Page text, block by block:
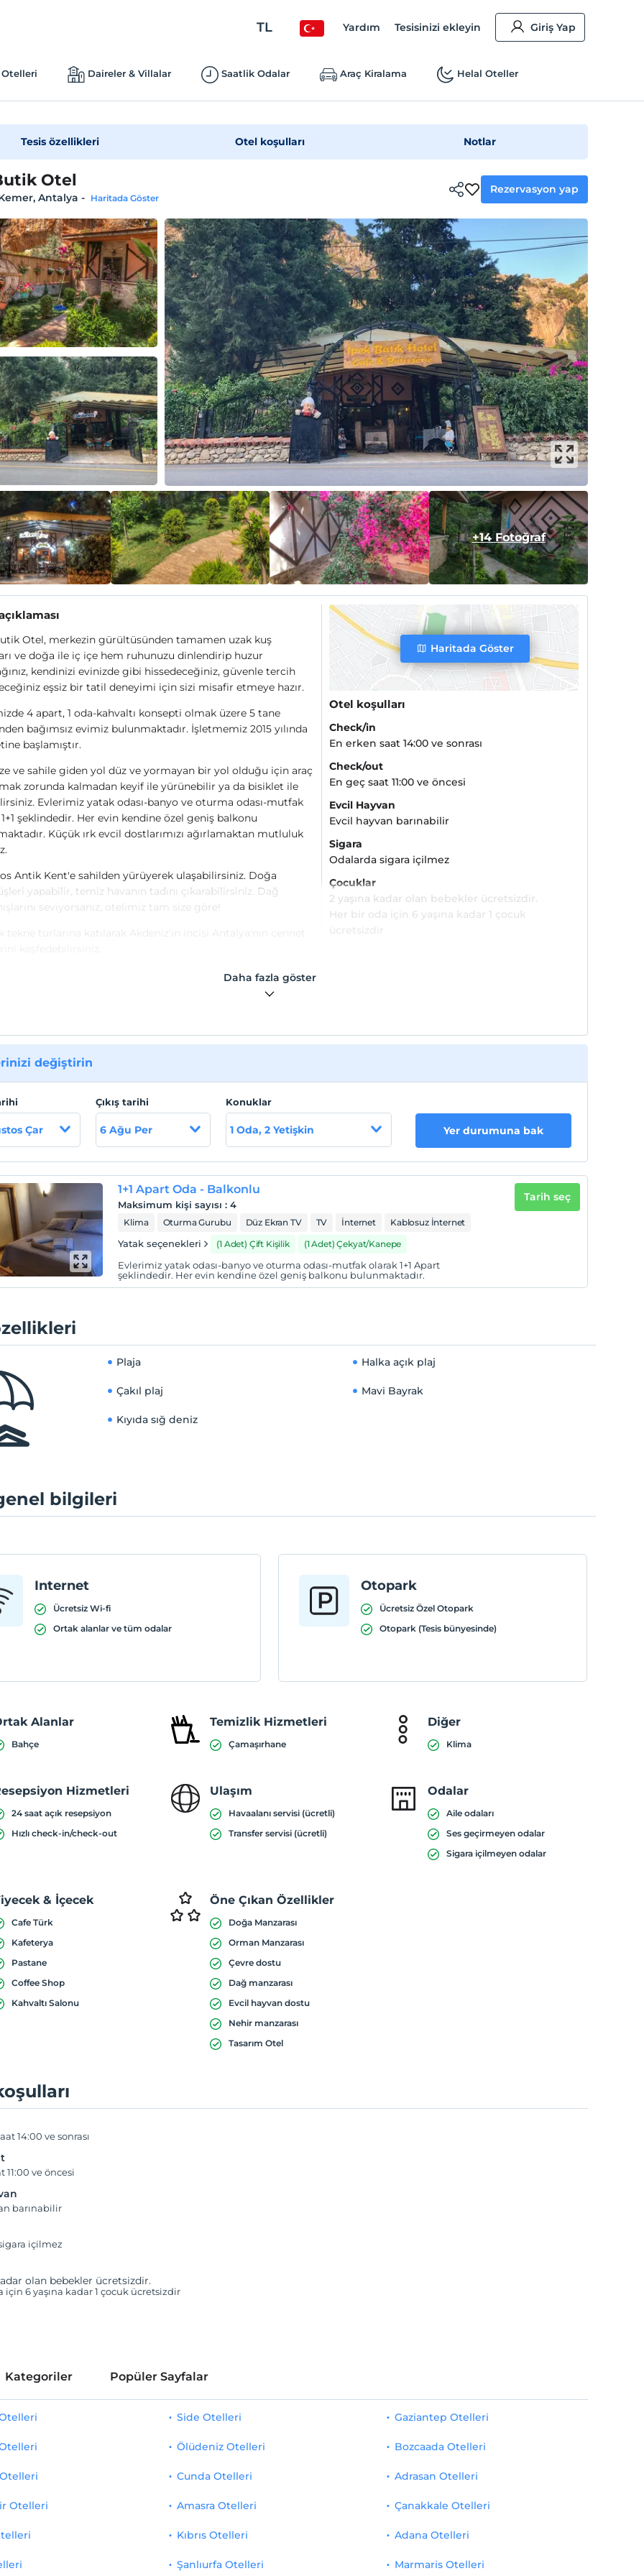
TL Yardım Tesisinizi ekleyin Giriş Yap
Otelleri Daireler & Villalar Saatlik Odalar Araç Kiralama Helal Oteller
Tesis özellikleri Otel koşulları Notlar
Otel
Kemer, Antalya - Haritada Göster
Rezervasyon yap
+14 Fotoğraf
Otel, merkezin gürültüsünden tamamen uzak kuş
ve doğa ile iç içe hem ruhunuzu dinlendirip huzur
kendinizi evinizde gibi hissedeceğiniz, güvenle tercih
eşsiz bir tatil deneyimi için sizi misafir etmeye hazır.
4 apart, 1 oda-kahvaltı konsepti olmak üzere 5 tane
bağımsız evimiz bulunmaktadır. İşletmemiz 2015 yılında
başlamıştır.
ve sahile giden yol düz ve yormayan bir yol olduğu için araç
zorunda kalmadan keyif ile yürünebilir ya da bisiklet ile
Evlerimiz yatak odası-banyo ve oturma odası-mutfak
şeklindedir. Her evin kendine özel geniş balkonu
Küçük ırk evcil dostlarımızı ağırlamaktan mutluluk
Antik Kent'e sahilden yürüyerek ulaşabilirsiniz. Doğa
yapabilir, temiz havanın tadını çıkarabilirsiniz. Dağ
seviyorsanız, otelimiz tam size göre!
kaynaklarından oluşan alevlerin hiç sönmediği Yanartaş'a
uzaklıktadır. Özellikle akşam saatleri gitmeniz gereken,
yürüme mesafesindedir.
Haritada Göster
Otel koşulları
Check/in
En erken saat 14:00 ve sonrası
Check/out
En geç saat 11:00 ve öncesi
Evcil Hayvan
Evcil hayvan barınabilir
Sigara
Odalarda sigara içilmez
Çocuklar
2 yaşına kadar olan bebekler ücretsizdir.
Her bir oda için 6 yaşına kadar 1 çocuk
ücretsizdir
Daha fazla göster
değiştirin
Çar
Çıkış tarihi
6 Ağu Per
Konuklar
1 Oda, 2 Yetişkin Yer durumuna bak
1+1 Apart Oda - Balkonlu
Maksimum kişi sayısı :4
Klima Oturma Gurubu Düz Ekran TV TV İnternet Kablosuz İnternet
Yatak seçenekleri (1 Adet) Çift Kişilik (1 Adet) Çekyat/Kanepe
Evlerimiz yatak odası-banyo ve oturma odası-mutfak olarak 1+1 Apart
şeklindedir. Her evin kendine özel geniş balkonu bulunmaktadır.
Tarih seç
Plaja Halka açık plaj
Çakıl plaj Mavi Bayrak
Kıyıda sığ deniz
bilgileri
Internet
Ücretsiz Wi-fi
Ortak alanlar ve tüm odalar
Otopark
Ücretsiz Özel Otopark
Otopark (Tesis bünyesinde)
Alanlar
Bahçe
Temizlik Hizmetleri
Çamaşırhane
Diğer
Klima
Hizmetleri
24 saat açık resepsiyon
Hızlı check-in/check-out
Ulaşım
Havaalanı servisi (ücretli)
Transfer servisi (ücretli)
Odalar
Aile odaları
Ses geçirmeyen odalar
Sigara içilmeyen odalar
& İçecek
Cafe Türk
Kafeterya
Pastane
Coffee Shop
Kahvaltı Salonu
Öne Çıkan Özellikler
Doğa Manzarası
Orman Manzarası
Çevre dostu
Dağ manzarası
Evcil hayvan dostu
Nehir manzarası
Tasarım Otel
14:00 ve sonrası
11:00 ve öncesi
barınabilir
içilmez
olan bebekler ücretsizdir.
için 6 yaşına kadar 1 çocuk ücretsizdir
Kategoriler Popüler Sayfalar
Otelleri
Side Otelleri
Ölüdeniz Otelleri
Cunda Otelleri
Amasra Otelleri
Kıbrıs Otelleri
Gaziantep Otelleri
Bozcaada Otelleri
Adrasan Otelleri
Çanakkale Otelleri
Adana Otelleri
Şanlıurfa Otelleri Marmaris Otelleri